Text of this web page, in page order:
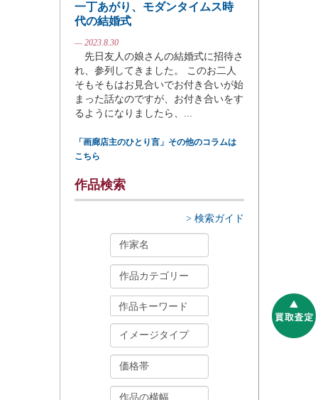
一丁あがり、モダンタイムス時
代の結婚式
— 2023.8.30
先日友人の娘さんの結婚式に招待さ
れ、参列してきました。 このお二人
そもそもはお見合いでお付き合いが始
まった話なのですが、お付き合いをす
るようになりましたら、...
「画廊店主のひとり言」その他のコラムは
こちら
作品検索
> 検索ガイド